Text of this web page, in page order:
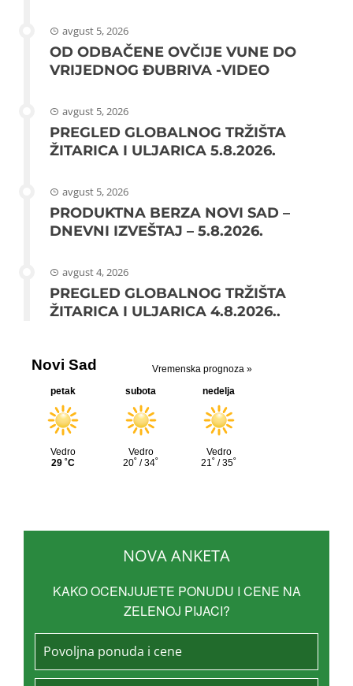
avgust 5, 2026
OD ODBAČENE OVČIJE VUNE DO
VRIJEDNOG ĐUBRIVA -VIDEO
avgust 5, 2026
PREGLED GLOBALNOG TRŽIŠTA
ŽITARICA I ULJARICA 5.8.2026.
avgust 5, 2026
PRODUKTNA BERZA NOVI SAD –
DNEVNI IZVEŠTAJ – 5.8.2026.
avgust 4, 2026
PREGLED GLOBALNOG TRŽIŠTA
ŽITARICA I ULJARICA 4.8.2026..
NOVA ANKETA
KAKO OCENJUJETE PONUDU I CENE NA
ZELENOJ PIJACI?
Povoljna ponuda i cene